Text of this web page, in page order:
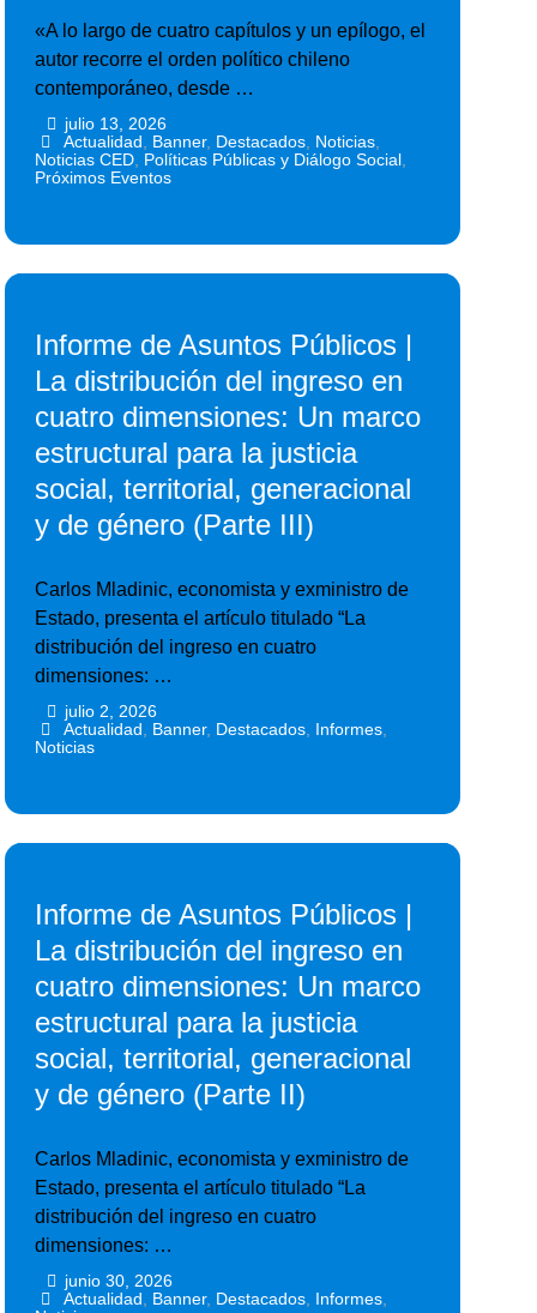
«A lo largo de cuatro capítulos y un epílogo, el
autor recorre el orden político chileno
contemporáneo, desde …
julio 13, 2026
Actualidad Banner, Destacados, Noticias,
Noticias CED Políticas Públicas y Diálogo Social
Próximos Eventos
Informe de Asuntos Públicos |
La distribución del ingreso en
cuatro dimensiones: Un marco
estructural para la justicia
social, territorial, generacional
y de género (Parte III)
Carlos Mladinic, economista y exministro de
Estado, presenta el artículo titulado “La
distribución del ingreso en cuatro
dimensiones: …
julio 2, 2026
Actualidad Banner, Destacados, Informes,
Noticias
Informe de Asuntos Públicos |
La distribución del ingreso en
cuatro dimensiones: Un marco
estructural para la justicia
social, territorial, generacional
y de género (Parte II)
Carlos Mladinic, economista y exministro de
Estado, presenta el artículo titulado “La
distribución del ingreso en cuatro
dimensiones: …
junio 30, 2026
Actualidad Banner, Destacados, Informes,